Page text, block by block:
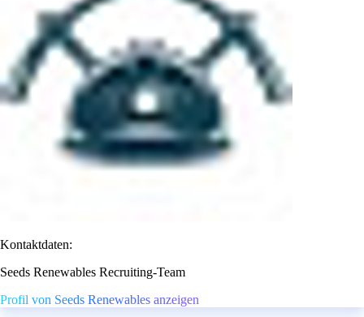
Kontaktdaten:
Seeds Renewables Recruiting-Team
Profil von Seeds Renewables anzeigen